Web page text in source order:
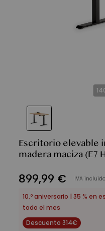
Escritorio elevable
madera maciza (E7
899,99 € IVA incluido
10.º aniversario | 35 %
todo el mes
Descuento 314€